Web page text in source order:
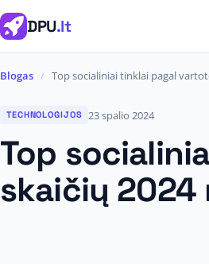
DPU.lt
Blogas / Top socialiniai tinklai pagal
TECHNOLOGIJOS 23 spalio 2024
Top
skaičių 2024